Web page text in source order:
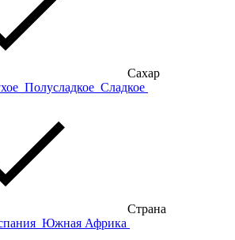
Сахар
Полусладкое Сладкое
Страна
Южная Африка